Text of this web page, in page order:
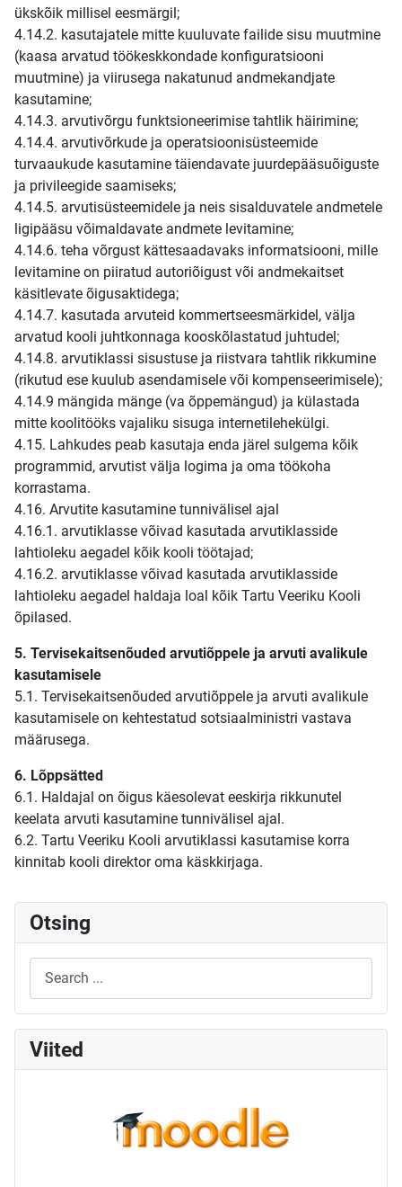
ükskõik millisel eesmärgil;
4.14.2. kasutajatele mitte kuuluvate failide sisu muutmine
(kaasa arvatud töökeskkondade konfiguratsiooni
muutmine) ja viirusega nakatunud andmekandjate
kasutamine;
4.14.3. arvutivõrgu funktsioneerimise tahtlik häirimine;
4.14.4. arvutivõrkude ja operatsioonisüsteemide
turvaaukude kasutamine täiendavate juurdepääsuõiguste
ja privileegide saamiseks;
4.14.5. arvutisüsteemidele ja neis sisalduvatele andmetele
ligipääsu võimaldavate andmete levitamine;
4.14.6. teha võrgust kättesaadavaks informatsiooni, mille
levitamine on piiratud autoriõigust või andmekaitset
käsitlevate õigusaktidega;
4.14.7. kasutada arvuteid kommertseesmärkidel, välja
arvatud kooli juhtkonnaga kooskõlastatud juhtudel;
4.14.8. arvutiklassi sisustuse ja riistvara tahtlik rikkumine
(rikutud ese kuulub asendamisele või kompenseerimisele);
4.14.9 mängida mänge (va õppemängud) ja külastada
mitte koolitööks vajaliku sisuga internetilehekülgi.
4.15. Lahkudes peab kasutaja enda järel sulgema kõik
programmid, arvutist välja logima ja oma töökoha
korrastama.
4.16. Arvutite kasutamine tunnivälisel ajal
4.16.1. arvutiklasse võivad kasutada arvutiklasside
lahtioleku aegadel kõik kooli töötajad;
4.16.2. arvutiklasse võivad kasutada arvutiklasside
lahtioleku aegadel haldaja loal kõik Tartu Veeriku Kooli
õpilased.
5. Tervisekaitsenõuded arvutiõppele ja arvuti avalikule
kasutamisele
5.1. Tervisekaitsenõuded arvutiõppele ja arvuti avalikule
kasutamisele on kehtestatud sotsiaalministri vastava
määrusega.
6. Lõppsätted
6.1. Haldajal on õigus käesolevat eeskirja rikkunutel
keelata arvuti kasutamine tunnivälisel ajal.
6.2. Tartu Veeriku Kooli arvutiklassi kasutamise korra
kinnitab kooli direktor oma käskkirjaga.
Otsing
Viited